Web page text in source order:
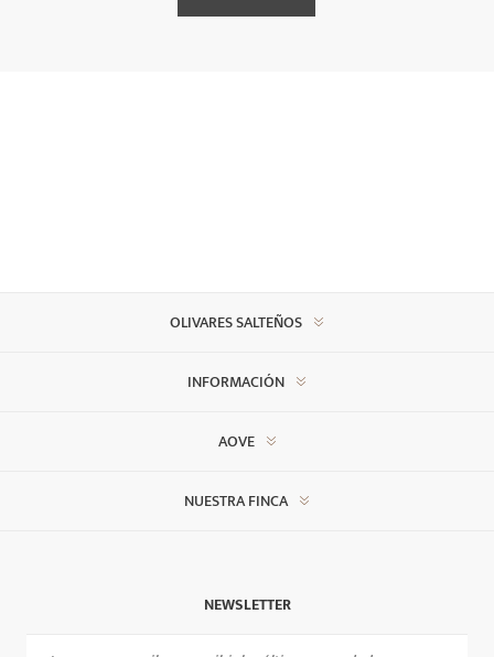
OLIVARES SALTEÑOS
INFORMACIÓN
AOVE
NUESTRA FINCA
NEWSLETTER